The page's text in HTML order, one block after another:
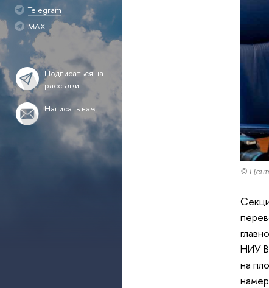
Telegram
MAX
Подписаться на
рассылки
Написать нам
©
НИУ
на